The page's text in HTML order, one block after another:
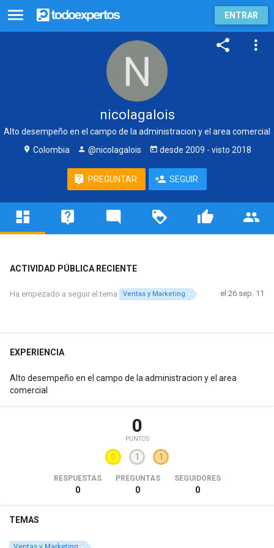
ENTRAR
nicolagalois
Alto desempeño en el campo de la administracion y el area comercial
Colombia
@nicolagalois desde 2009 - visto 2018
PREGUNTAR SEGUIR
ACTIVIDAD PÚBLICA RECIENTE
Ha empezado a seguir el tema Ventas y Marketing el 26 sep. 11
EXPERIENCIA
Alto desempeño en el campo de la administracion y el area
comercial
0
PUNTOS
0 1 1
RESPUESTAS
0
PREGUNTAS
0
SEGUIDORES
0
TEMAS